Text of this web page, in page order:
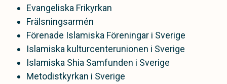
Evangeliska Frikyrkan
Frälsningsarmén
Förenade Islamiska Föreningar i Sverige
Islamiska kulturcenterunionen i Sverige
Islamiska Shia Samfunden i Sverige
Metodistkyrkan i Sverige